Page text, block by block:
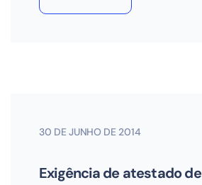
30 DE JUNHO DE 2014
Exigência de atestado de